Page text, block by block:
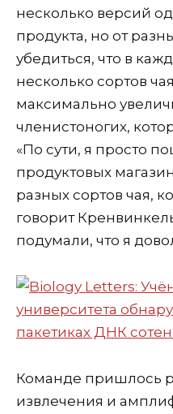
несколько версий
продукта, но от
убедиться, что в
несколько сортов
максимально
членистоногих,
«По сути, я просто
продуктовых
разных сортов чая,
говорит
подумали, что я
Команде пришлось
извлечения и